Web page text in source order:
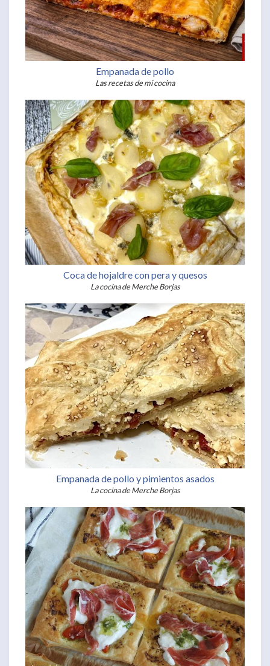
Empanada de pollo
Las recetas de mi cocina
Coca de hojaldre con pera y quesos
La cocina de Merche Borjas
Empanada de pollo y pimientos asados
La cocina de Merche Borjas